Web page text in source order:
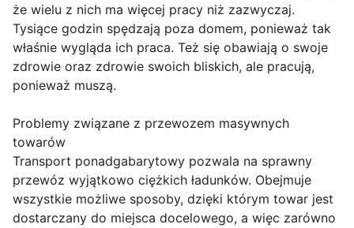
że wielu z nich ma więcej pracy niż zazwyczaj.
Tysiące godzin spędzają poza domem, ponieważ tak
właśnie wygląda ich praca. Też się obawiają o swoje
zdrowie oraz zdrowie swoich bliskich, ale pracują,
ponieważ muszą.
Problemy związane z przewozem masywnych
towarów
Transport ponadgabarytowy pozwala na sprawny
przewóz wyjątkowo ciężkich ładunków. Obejmuje
wszystkie możliwe sposoby, dzięki którym towar jest
dostarczany do miejsca docelowego, a więc zarówno